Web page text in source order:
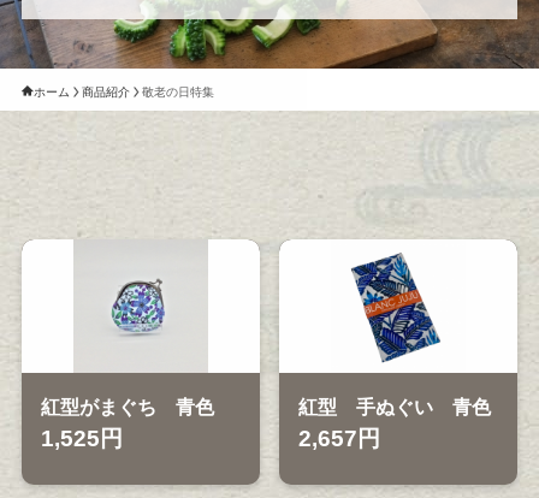
ホーム 商品紹介 敬老の日特集
紅型がまぐち 青色
1,525円
紅型 手ぬぐい 青色
2,657円